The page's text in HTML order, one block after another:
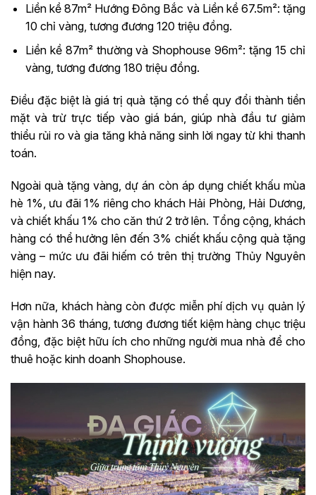
Liền kề 87m² Hướng Đông Bắc và Liền kề 67.5m²: tặng
10 chỉ vàng, tương đương 120 triệu đồng.
Liền kề 87m² thường và Shophouse 96m²: tặng 15 chỉ
vàng, tương đương 180 triệu đồng.
Điều đặc biệt là giá trị quà tặng có thể quy đổi thành tiền
mặt và trừ trực tiếp vào giá bán, giúp nhà đầu tư giảm
thiểu rủi ro và gia tăng khả năng sinh lời ngay từ khi thanh
toán.
Ngoài quà tặng vàng, dự án còn áp dụng chiết khấu mùa
hè 1%, ưu đãi 1% riêng cho khách Hải Phòng, Hải Dương,
và chiết khấu 1% cho căn thứ 2 trở lên. Tổng cộng, khách
hàng có thể hưởng lên đến 3% chiết khấu cộng quà tặng
vàng – mức ưu đãi hiếm có trên thị trường Thủy Nguyên
hiện nay.
Hơn nữa, khách hàng còn được miễn phí dịch vụ quản lý
vận hành 36 tháng, tương đương tiết kiệm hàng chục triệu
đồng, đặc biệt hữu ích cho những người mua nhà để cho
thuê hoặc kinh doanh Shophouse.